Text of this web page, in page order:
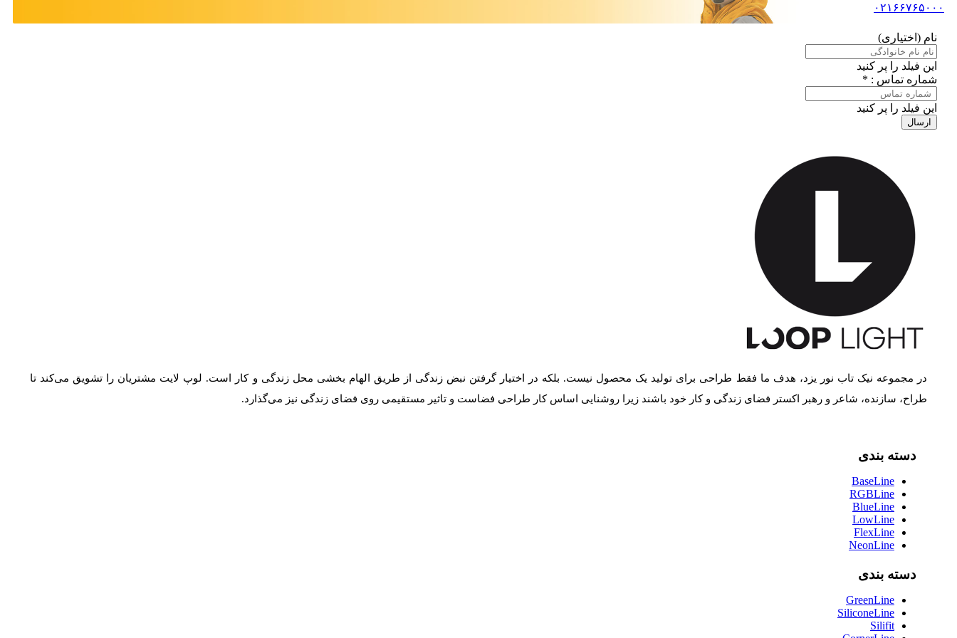
۰۲۱۶۶۷۶۵۰۰۰
نام (اختیاری)
این فیلد را پر کنید
شماره تماس : *
این فیلد را پر کنید
ارسال
در مجموعه نیک تاب نور یزد، هدف ما فقط طراحی برای تولید یک محصول نیست. بلکه در اختیار گرفتن نبض زندگی از طریق الهام بخشی محل زندگی و کار است. لوپ لایت مشتریان را تشویق می‌کند تا
طراح، سازنده، شاعر و رهبر اکستر فضای زندگی و کار خود باشند زیرا روشنایی اساس کار طراحی فضاست و تاثیر مستقیمی روی فضای زندگی نیز می‌گذارد.
دسته بندی
BaseLine
RGBLine
BlueLine
LowLine
FlexLine
NeonLine
دسته بندی
GreenLine
SiliconeLine
Silifit